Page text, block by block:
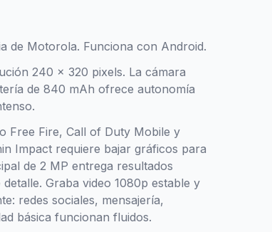
de Motorola. Funciona con Android.
240 x 320 pixels. La cámara
de 840 mAh ofrece autonomía
Free Fire, Call of Duty Mobile y
Impact requiere bajar gráficos para
de 2 MP entrega resultados
Graba video 1080p estable y
redes sociales, mensajería,
básica funcionan fluidos.